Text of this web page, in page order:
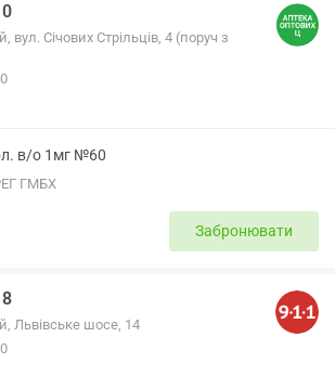
Січових Стрільців, 4 (поруч з
в/о 1мг №60
ГМБХ
Забронювати
Львівське шосе, 14